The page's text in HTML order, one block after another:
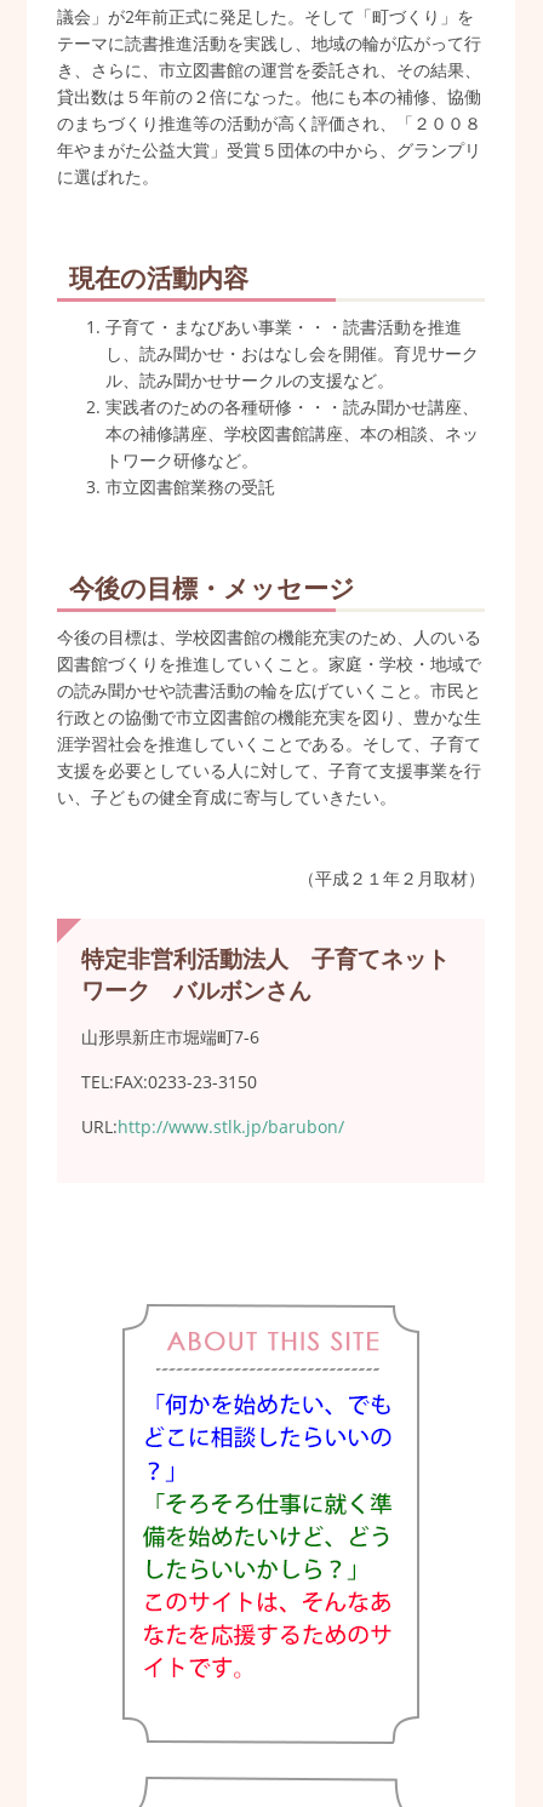
議会」が2年前正式に発足した。そして「町づくり」を
テーマに読書推進活動を実践し、地域の輪が広がって行
き、さらに、市立図書館の運営を委託され、その結果、
貸出数は５年前の２倍になった。他にも本の補修、協働
のまちづくり推進等の活動が高く評価され、「２００８
年やまがた公益大賞」受賞５団体の中から、グランプリ
に選ばれた。
現在の活動内容
子育て・まなびあい事業・・・読書活動を推進
し、読み聞かせ・おはなし会を開催。育児サーク
ル、読み聞かせサークルの支援など。
実践者のための各種研修・・・読み聞かせ講座、
本の補修講座、学校図書館講座、本の相談、ネッ
トワーク研修など。
市立図書館業務の受託
今後の目標・メッセージ
今後の目標は、学校図書館の機能充実のため、人のいる
図書館づくりを推進していくこと。家庭・学校・地域で
の読み聞かせや読書活動の輪を広げていくこと。市民と
行政との協働で市立図書館の機能充実を図り、豊かな生
涯学習社会を推進していくことである。そして、子育て
支援を必要としている人に対して、子育て支援事業を行
い、子どもの健全育成に寄与していきたい。
（平成２１年２月取材）
特定非営利活動法人 子育てネット
ワーク バルボンさん
山形県新庄市堀端町7-6
TEL:FAX:0233-23-3150
URL:http://www.stlk.jp/barubon/